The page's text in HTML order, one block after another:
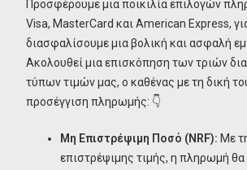
Προσφέρουμε μια ποικιλία επιλογών
Visa, MasterCard και American Express,
διασφαλίσουμε μια βολική και ασφαλή
Ακολουθεί μια επισκόπηση των τριών
τύπων τιμών μας, ο καθένας με τη δική
προσέγγιση πληρωμής: 👇
Μη Επιστρέψιμη Ποσό (NRF): Με
επιστρέψιμης τιμής, η πληρωμή θα